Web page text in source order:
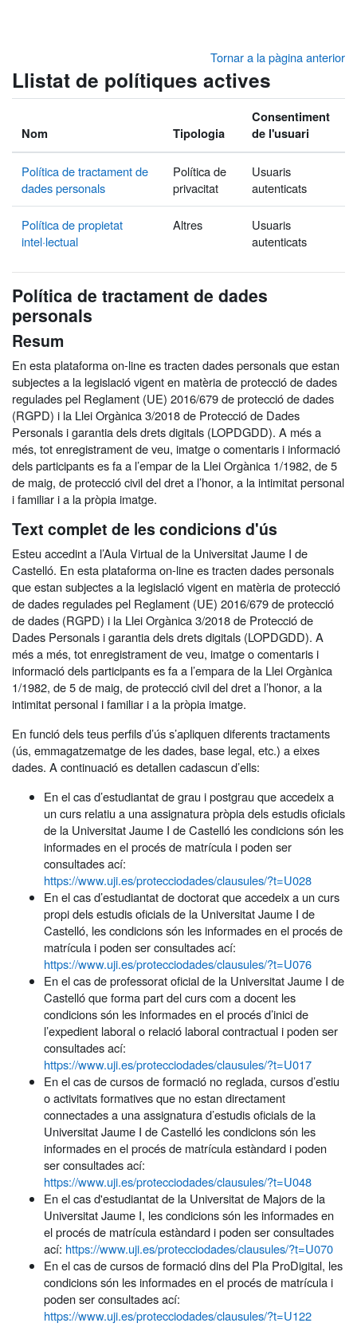
Tornar a la pàgina anterior
Llistat de polítiques actives
Nom Tipologia
Consentiment
de l'usuari
Política de tractament de
dades personals
Política de
privacitat
Usuaris
autenticats
Política de propietat
intel·lectual
Altres
Usuaris
autenticats
Política de tractament de dades
personals
Resum
En esta plataforma on-line es tracten dades personals que estan
subjectes a la legislació vigent en matèria de protecció de dades
regulades pel Reglament (UE) 2016/679 de protecció de dades
(RGPD) i la Llei Orgànica 3/2018 de Protecció de Dades
Personals i garantia dels drets digitals (LOPDGDD). A més a
més, tot enregistrament de veu, imatge o comentaris i informació
dels participants es fa a l’empar de la Llei Orgànica 1/1982, de 5
de maig, de protecció civil del dret a l’honor, a la intimitat personal
i familiar i a la pròpia imatge.
Text complet de les condicions d'ús
Esteu accedint a l’Aula Virtual de la Universitat Jaume I de
Castelló. En esta plataforma on-line es tracten dades personals
que estan subjectes a la legislació vigent en matèria de protecció
de dades regulades pel Reglament (UE) 2016/679 de protecció
de dades (RGPD) i la Llei Orgànica 3/2018 de Protecció de
Dades Personals i garantia dels drets digitals (LOPDGDD). A
més a més, tot enregistrament de veu, imatge o comentaris i
informació dels participants es fa a l’empara de la Llei Orgànica
1/1982, de 5 de maig, de protecció civil del dret a l’honor, a la
intimitat personal i familiar i a la pròpia imatge.
En funció dels teus perfils d’ús s’apliquen diferents tractaments
(ús, emmagatzematge de les dades, base legal, etc.) a eixes
dades. A continuació es detallen cadascun d’ells:
En el cas d’estudiantat de grau i postgrau que accedeix a
un curs relatiu a una assignatura pròpia dels estudis oficials
de la Universitat Jaume I de Castelló les condicions són les
informades en el procés de matrícula i poden ser
consultades ací:
https://www.uji.es/protecciodades/clausules/?t=U028
En el cas d’estudiantat de doctorat que accedeix a un curs
propi dels estudis oficials de la Universitat Jaume I de
Castelló, les condicions són les informades en el procés de
matrícula i poden ser consultades ací:
https://www.uji.es/protecciodades/clausules/?t=U076
En el cas de professorat oficial de la Universitat Jaume I de
Castelló que forma part del curs com a docent les
condicions són les informades en el procés d’inici de
l’expedient laboral o relació laboral contractual i poden ser
consultades ací:
https://www.uji.es/protecciodades/clausules/?t=U017
En el cas de cursos de formació no reglada, cursos d’estiu
o activitats formatives que no estan directament
connectades a una assignatura d’estudis oficials de la
Universitat Jaume I de Castelló les condicions són les
informades en el procés de matrícula estàndard i poden
ser consultades ací:
https://www.uji.es/protecciodades/clausules/?t=U048
En el cas d'estudiantat de la Universitat de Majors de la
Universitat Jaume I, les condicions són les informades en
el procés de matrícula estàndard i poden ser consultades
ací: https://www.uji.es/protecciodades/clausules/?t=U070
En el cas de cursos de formació dins del Pla ProDigital, les
condicions són les informades en el procés de matrícula i
poden ser consultades ací:
https://www.uji.es/protecciodades/clausules/?t=U122